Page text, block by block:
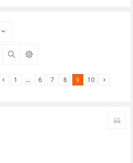
Rechercher
1 … 6 7 8 9 10